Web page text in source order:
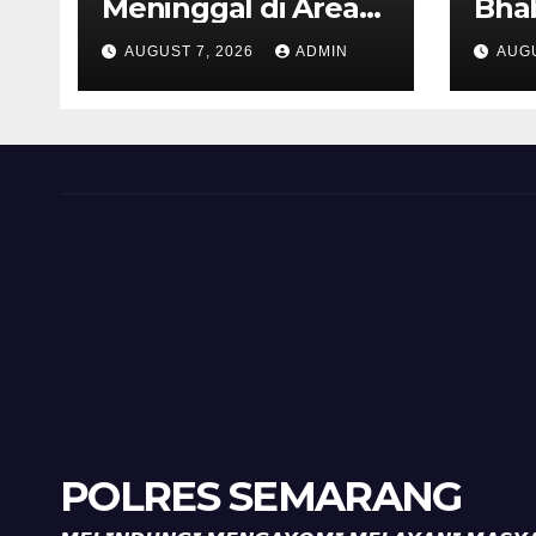
Meninggal di Area
Persawahan
Kalibeji, Polisi
Pastikan Tidak Ada
AUGUST 7, 2026 ADMIN
dan
POLRES SEMARANG